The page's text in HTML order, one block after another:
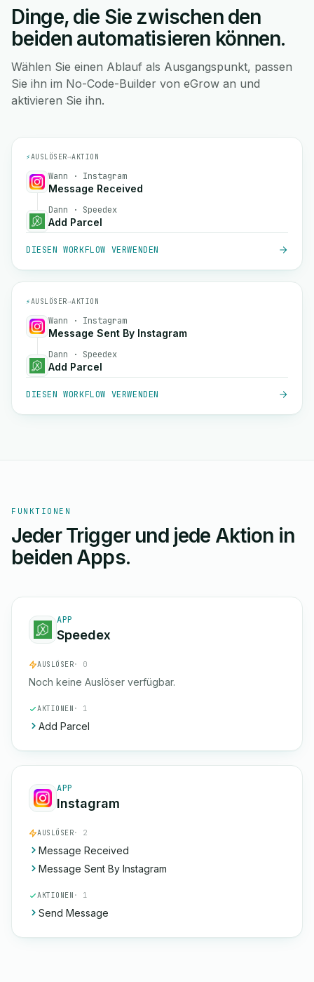
Dinge, die Sie zwischen den
beiden automatisieren können.
Wählen Sie einen Ablauf als Ausgangspunkt, passen
Sie ihn im No-Code-Builder von eGrow an und
aktivieren Sie ihn.
⚡AUSLÖSER→AKTION
Wann · Instagram
Message Received
Dann · Speedex
Add Parcel
DIESEN WORKFLOW VERWENDEN
⚡AUSLÖSER→AKTION
Wann · Instagram
Message Sent By Instagram
Dann · Speedex
Add Parcel
DIESEN WORKFLOW VERWENDEN
FUNKTIONEN
Jeder Trigger und jede Aktion in
beiden Apps.
APP
Speedex
AUSLÖSER· 0
Noch keine Auslöser verfügbar.
AKTIONEN · 1
Add Parcel
APP
Instagram
AUSLÖSER· 2
Message Received
Message Sent By Instagram
AKTIONEN · 1
Send Message